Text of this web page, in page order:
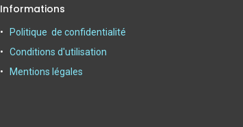
Informations
Politique de confidentialité
Conditions d'utilisation
Mentions légales